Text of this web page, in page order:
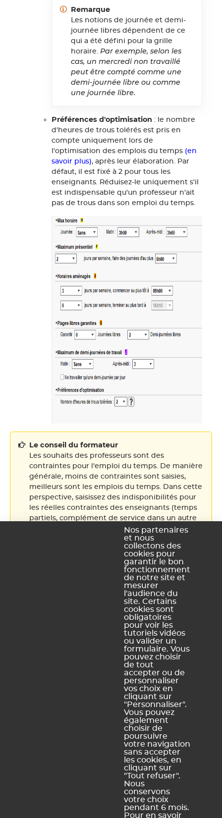
Remarque
Les notions de journée et demi-
journée libres dépendent de ce
qui a été défini pour la grille
horaire. Par exemple, selon les
cas, un mercredi non travaillé
peut être compté comme une
demi-journée libre ou comme
une journée libre.
Préférences d'optimisation : le nombre
d'heures de trous tolérés est pris en
compte uniquement lors de
l'optimisation des emplois du temps (en
savoir plus), après leur élaboration. Par
défaut, il est fixé à 2 pour tous les
enseignants. Réduisez-le uniquement s'il
est indispensable qu'un professeur n'ait
pas de trous dans son emploi du temps.
Le conseil du formateur
Les souhaits des professeurs sont des
contraintes pour l'emploi du temps. De manière
générale, moins de contraintes sont saisies,
meilleurs sont les emplois du temps. Dans cette
perspective, saisissez des indisponibilités pour
les réelles contraintes des enseignants (temps
partiels, complément de service dans un autre
établissement) et utilisez avec parcimonie les
contraintes horaires pour traduire leurs souhaits.
Gardez en tête qu'il est toujours préférable, en
terme de calcul d'emploi du temps, de
demander une journée de libre plutôt que de
saisir une indisponibilité un jour de la semaine.
Ce contenu vous a été utile ?
Pas vraiment
https://docs.index-education.com/docs_fr/fr-edt-
support-fiche-51-138-renseigner-les-indisponibilites-et-
les-contraintes-des-professeurs.php
Vous ne trouvez pas de réponse à votre question ?
Contactez notre assistance
Mentions légales et Conditions générales d'utilisation| Politique de
Nos partenaires
et nous
collectons des
cookies pour
garantir le bon
fonctionnement
de notre site et
mesurer
l'audience du
site. Certains
cookies sont
obligatoires
pour voir les
tutoriels vidéos
ou valider un
formulaire. Vous
pouvez choisir
de tout
accepter ou de
personnaliser
vos choix en
cliquant sur
"Personnaliser".
Vous pouvez
également
choisir de
poursuivre
votre navigation
sans accepter
les cookies, en
cliquant sur
"Tout refuser".
Nous
conservons
votre choix
pendant 6 mois.
Pour en savoir